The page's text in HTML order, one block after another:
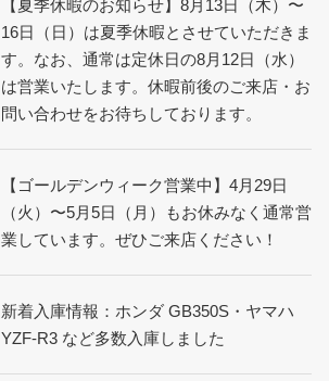
【夏季休暇のお知らせ】8月13日（木）〜
16日（日）は夏季休暇とさせていただきま
す。なお、通常は定休日の8月12日（水）
は営業いたします。休暇前後のご来店・お
問い合わせをお待ちしております。
【ゴールデンウィーク営業中】4月29日
（火）〜5月5日（月）もお休みなく通常営
業しています。ぜひご来店ください！
新着入庫情報：ホンダ GB350S・ヤマハ
YZF-R3 など多数入庫しました